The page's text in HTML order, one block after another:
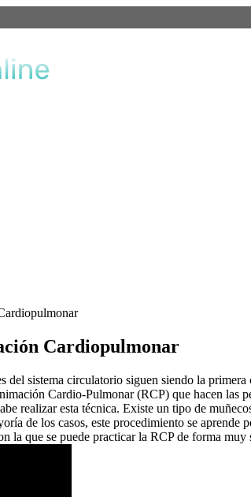
Cardiopulmonar
del sistema circulatorio siguen siendo la
Cardio-Pulmonar (RCP) que hacen las
realizar esta técnica. Existe un tipo de
de los casos, este procedimiento se
la que se puede practicar la RCP de forma